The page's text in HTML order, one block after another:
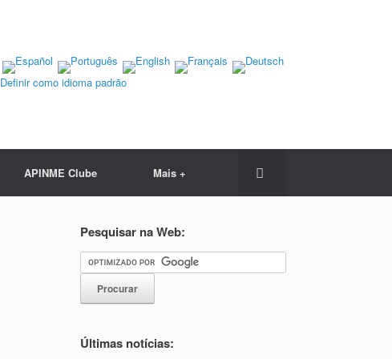
Definir como idioma padrão
APINME Clube Mais +
Pesquisar na Web:
Últimas notícias: